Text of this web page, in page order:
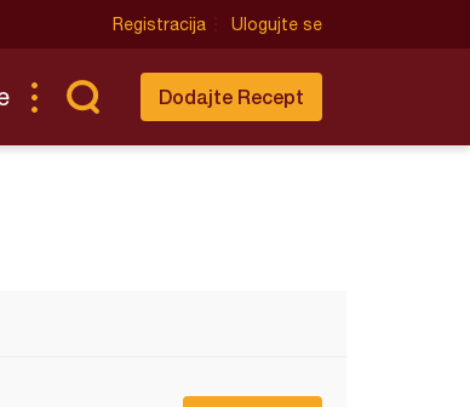
Registracija Ulogujte se
Dodajte Recept